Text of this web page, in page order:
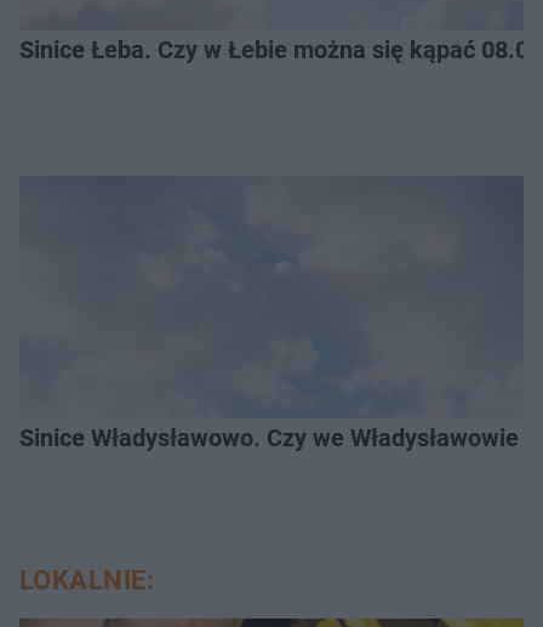
Sinice Łeba. Czy w Łebie można się kąpać
Sinice Władysławowo. Czy we
LOKALNIE: